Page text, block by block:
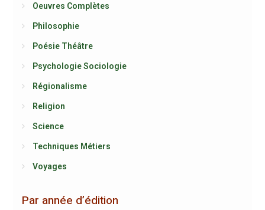
Oeuvres Complètes
Philosophie
Poésie Théâtre
Psychologie Sociologie
Régionalisme
Religion
Science
Techniques Métiers
Voyages
Par année d’édition